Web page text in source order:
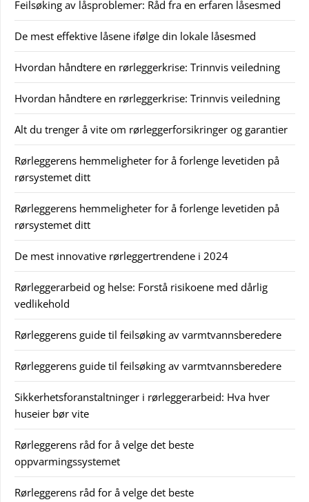
Feilsøking av låsproblemer: Råd fra en erfaren låsesmed
De mest effektive låsene ifølge din lokale låsesmed
Hvordan håndtere en rørleggerkrise: Trinnvis veiledning
Hvordan håndtere en rørleggerkrise: Trinnvis veiledning
Alt du trenger å vite om rørleggerforsikringer og garantier
Rørleggerens hemmeligheter for å forlenge levetiden på
rørsystemet ditt
Rørleggerens hemmeligheter for å forlenge levetiden på
rørsystemet ditt
De mest innovative rørleggertrendene i 2024
Rørleggerarbeid og helse: Forstå risikoene med dårlig
vedlikehold
Rørleggerens guide til feilsøking av varmtvannsberedere
Rørleggerens guide til feilsøking av varmtvannsberedere
Sikkerhetsforanstaltninger i rørleggerarbeid: Hva hver
huseier bør vite
Rørleggerens råd for å velge det beste
oppvarmingssystemet
Rørleggerens råd for å velge det beste